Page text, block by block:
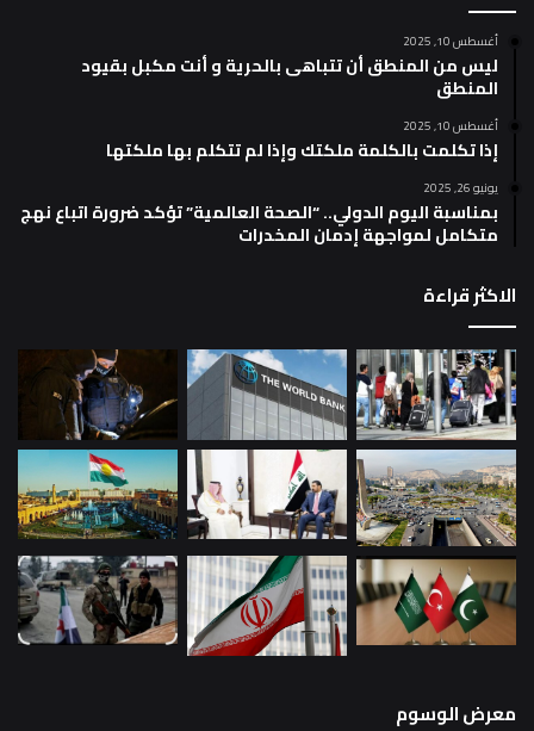
أغسطس 10, 2025
ليس من المنطق أن تتباهى بالحرية و أنت مكبل بقيود
المنطق
أغسطس 10, 2025
إذا تكلمت بالكلمة ملكتك وإذا لم تتكلم بها ملكتها
يونيو 26, 2025
بمناسبة اليوم الدولي.. “الصحة العالمية” تؤكد ضرورة اتباع نهج
متكامل لمواجهة إدمان المخدرات
الاكثر قراءة
معرض الوسوم